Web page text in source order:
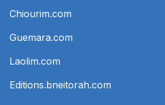
Chiourim.com
Guemara.com
Laolim.com
Editions.bneitorah.com